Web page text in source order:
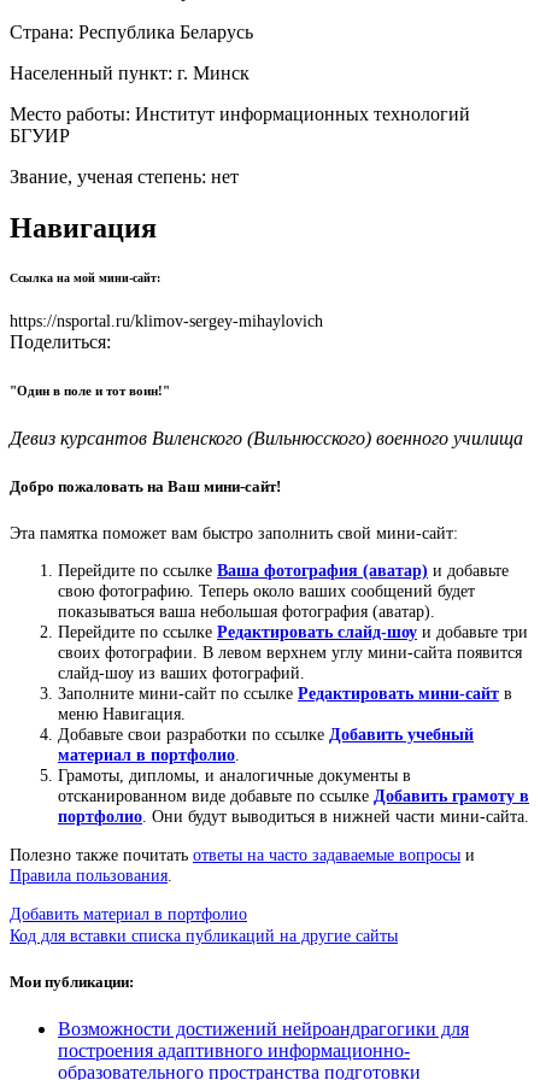
Страна: Республика Беларусь
Населенный пункт: г. Минск
Место работы: Институт информационных технологий
БГУИР
Звание, ученая степень: нет
Навигация
Ссылка на мой мини-сайт:
https://nsportal.ru/klimov-sergey-mihaylovich
Поделиться:
"Один в поле и тот воин!"
Девиз курсантов Виленского (Вильнюсского) военного училища
Добро пожаловать на Ваш мини-сайт!
Эта памятка поможет вам быстро заполнить свой мини-сайт:
Перейдите по ссылке Ваша фотография (аватар) и добавьте
свою фотографию. Теперь около ваших сообщений будет
показываться ваша небольшая фотография (аватар).
Перейдите по ссылке Редактировать слайд-шоу и добавьте три
своих фотографии. В левом верхнем углу мини-сайта появится
слайд-шоу из ваших фотографий.
Заполните мини-сайт по ссылке Редактировать мини-сайт в
меню Навигация.
Добавьте свои разработки по ссылке Добавить учебный
материал в портфолио
Грамоты, дипломы, и аналогичные документы в
отсканированном виде добавьте по ссылке Добавить грамоту в
портфолио . Они будут выводиться в нижней части мини-сайта.
Полезно также почитать ответы на часто задаваемые вопросы и
Правила пользования
Добавить материал в портфолио
Код для вставки списка публикаций на другие сайты
Мои публикации:
Возможности достижений нейроандрагогики для
построения адаптивного информационно-
образовательного пространства подготовки